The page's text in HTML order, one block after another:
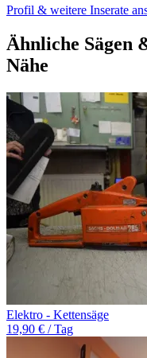
Profil & weitere Inserate
Ähnliche Sägen
Nähe
Elektro - Kettensäge
19,90 € / Tag